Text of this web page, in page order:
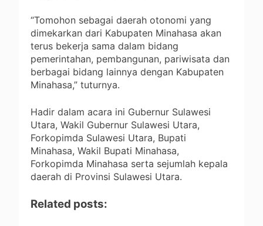
“Tomohon sebagai daerah otonomi yang
dimekarkan dari Kabupaten Minahasa akan
terus bekerja sama dalam bidang
pemerintahan, pembangunan, pariwisata dan
berbagai bidang lainnya dengan Kabupaten
Minahasa,” tuturnya.
Hadir dalam acara ini Gubernur Sulawesi
Utara, Wakil Gubernur Sulawesi Utara,
Forkopimda Sulawesi Utara, Bupati
Minahasa, Wakil Bupati Minahasa,
Forkopimda Minahasa serta sejumlah kepala
daerah di Provinsi Sulawesi Utara.
Related posts: